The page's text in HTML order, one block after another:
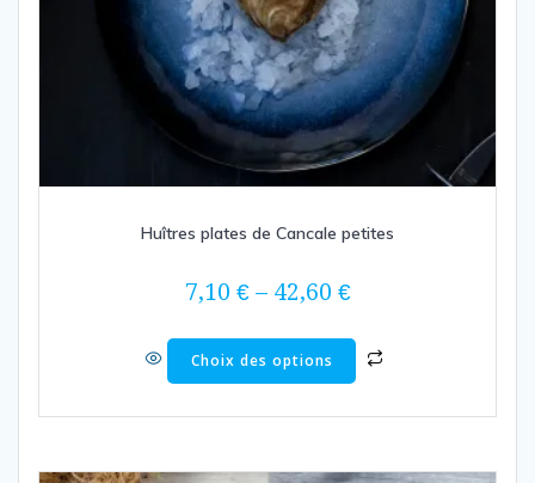
Huîtres plates de Cancale petites
7,10 €– 42,60 €
Choix des options